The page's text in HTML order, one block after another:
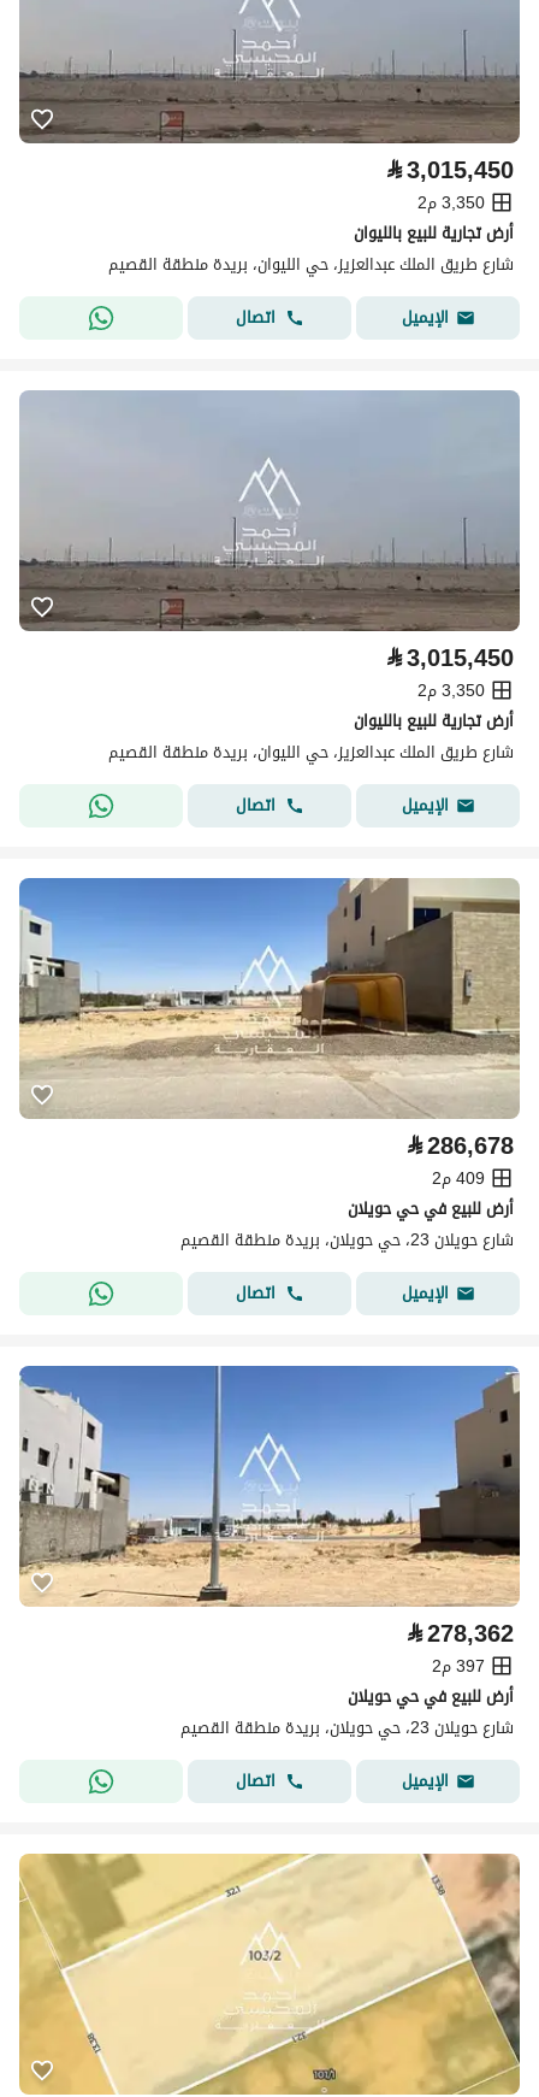
⃁3,015,450
3,350 م2
أرض تجارية للبيع بالليوان
شارع طريق الملك عبدالعزيز، حي الليوان، بريدة منطقة القصيم
الإيميل
اتصال
⃁3,015,450
3,350 م2
أرض تجارية للبيع بالليوان
شارع طريق الملك عبدالعزيز، حي الليوان، بريدة منطقة القصيم
الإيميل
اتصال
⃁286,678
409 م2
أرض للبيع في حي حويلان
شارع حويلان 23، حي حويلان، بريدة منطقة القصيم
الإيميل
اتصال
⃁278,362
397 م2
أرض للبيع في حي حويلان
شارع حويلان 23، حي حويلان، بريدة منطقة القصيم
الإيميل
اتصال